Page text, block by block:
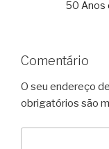
50 Anos
Comentário
O seu endereço
obrigatórios são